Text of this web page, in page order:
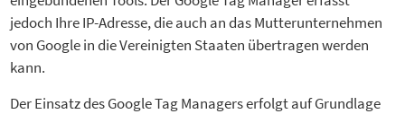
jedoch Ihre IP-Adresse, die auch an das Mutterunternehmen
von Google in die Vereinigten Staaten übertragen werden
kann.
Der Einsatz des Google Tag Managers erfolgt auf Grundlage